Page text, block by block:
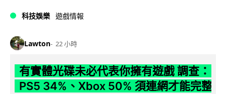
科技娛樂 遊戲情報
Lawton 22 小時
有實體光碟未必代表你擁有遊戲 調查：
PS5 34%、Xbox 50% 須連網才能完整